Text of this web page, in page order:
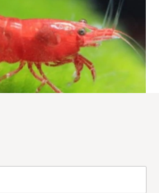
dla ryb i żółwi